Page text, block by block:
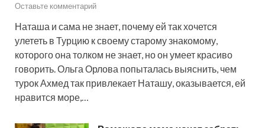
Оставьте комментарий
Наташа и сама не знает, почему ей так хочется
улететь в Турцию к своему старому знакомому,
которого она толком не знает, но он умеет красиво
говорить. Ольга Орлова попыталась выяснить, чем
турок Ахмед так привлекает Наташу, оказывается, ей
нравится море,…